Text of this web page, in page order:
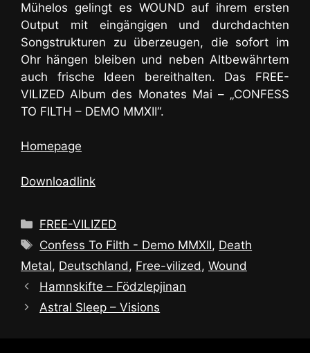
Mühelos gelingt es WOUND auf ihrem ersten
Output mit eingängigen und durchdachten
Songstrukturen zu überzeugen, die sofort im
Ohr hängen bleiben und neben Altbewährtem
auch frische Ideen bereithalten. Das FREE-
VILIZED Album des Monates Mai – „CONFESS
TO FILTH – DEMO MMXII“.
Homepage
Downloadlink
Kategorien
FREE-VILIZED
Schlagwörter
Confess To Filth - Demo MMXII, Death
Metal, Deutschland, Free-vilized, Wound
Hamnskifte – Födzlepjinan
Astral Sleep – Visions